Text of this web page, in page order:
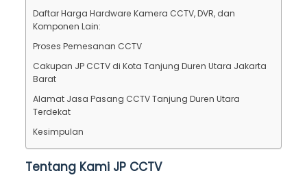
Daftar Harga Hardware Kamera CCTV, DVR, dan
Komponen Lain:
Proses Pemesanan CCTV
Cakupan JP CCTV di Kota Tanjung Duren Utara Jakarta
Barat
Alamat Jasa Pasang CCTV Tanjung Duren Utara
Terdekat
Kesimpulan
Tentang Kami JP CCTV